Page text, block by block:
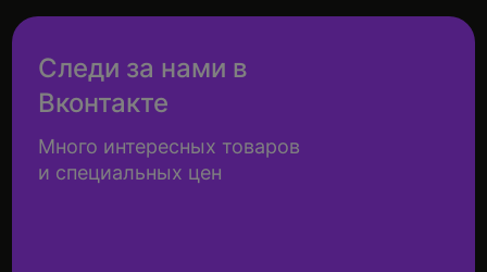
Следи за нами в
Вконтакте
Много интересных товаров
и специальных цен